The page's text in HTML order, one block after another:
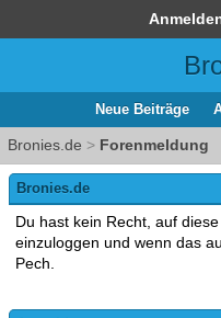
Neue Beiträge
Bronies.de > Forenmeldung
Bronies.de
Du hast kein Recht, auf
einzuloggen und wenn das
Pech.